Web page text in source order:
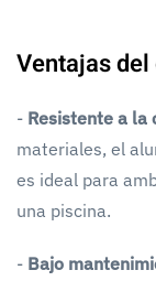
Ventajas
- Resistente a la
materiales, el
es ideal para
una piscina.
- Bajo